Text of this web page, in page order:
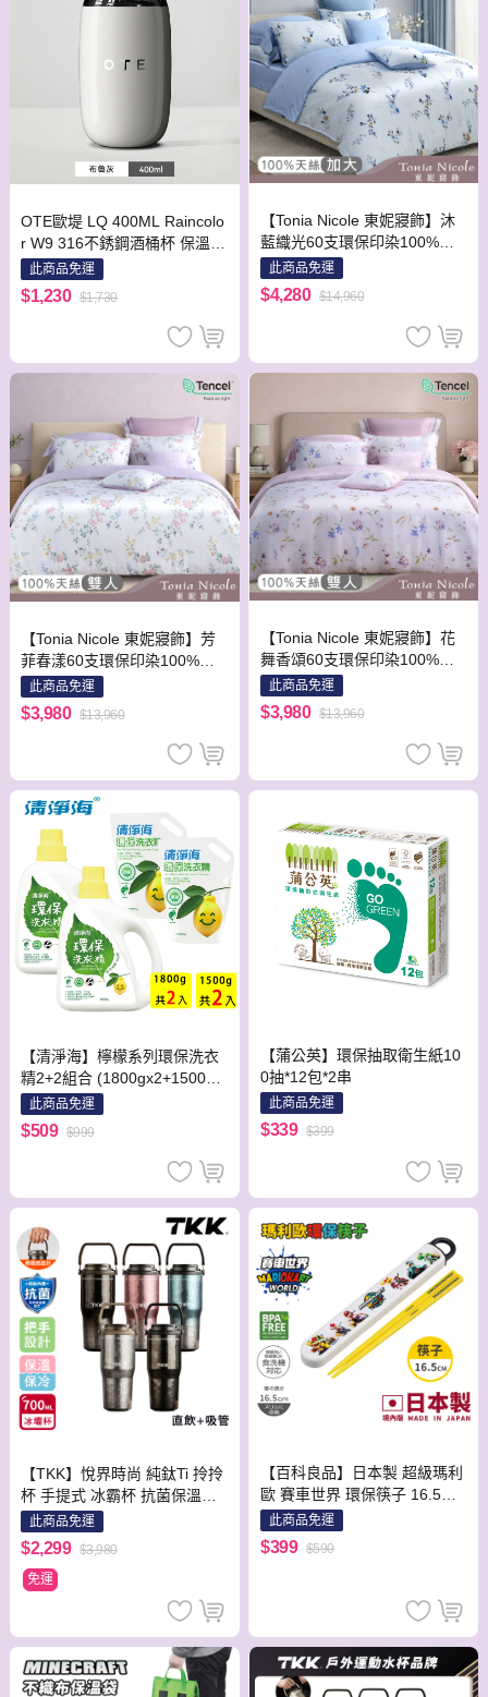
OTE歐堤 LQ 400ML Raincolo
r W9 316不銹鋼酒桶杯 保溫杯
隨行杯 布魯灰
此商品免運
$1,230 $1,730
【Tonia Nicole 東妮寢飾】沐
藍織光60支環保印染100%萊
賽爾天絲兩用被床包組(加大)
此商品免運
$4,280 $14,960
【Tonia Nicole 東妮寢飾】芳
菲春漾60支環保印染100%萊
賽爾天絲兩用被床包組(雙人)
此商品免運
$3,980 $13,960
【Tonia Nicole 東妮寢飾】花
舞香頌60支環保印染100%萊
賽爾天絲兩用被床包組(雙人)
此商品免運
$3,980 $13,960
【清淨海】檸檬系列環保洗衣
精2+2組合 (1800gx2+1500gx
2)此商品免運
$509 $999
【蒲公英】環保抽取衛生紙10
0抽*12包*2串
此商品免運
$339 $399
【TKK】悅界時尚 純鈦Ti 拎拎
杯 手提式 冰霸杯 抗菌保溫杯
環保杯 700ML(直飲+吸管)-禮
盒組-隨機色
此商品免運
$2,299 $3,980
免運
【百科良品】日本製 超級瑪利
歐 賽車世界 環保筷子 16.5CM
(日本境內版)
此商品免運
$399 $590